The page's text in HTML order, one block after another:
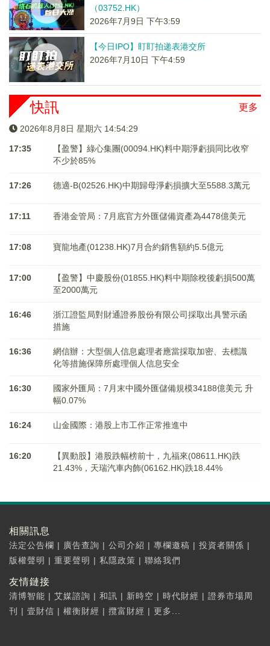
（03752.HK）
2026年7月9日 下午3:59
【今日IPO】盯盯拍递表港交所
2026年7月10日 下午4:59
更多
快訊
2026年8月8日 星期六 14:54:29
17:35
【盈警】綠心集團(00094.HK)料中期淨虧損同比收窄
不少於85%
17:26 德適-B(02526.HK)中期歸母淨虧損擴大至5588.3萬元
17:11 香港金管局：7月底官方外匯儲備資產為4478億美元
17:08 寶龍地產(01238.HK)7月合約銷售額約5.5億元
17:00
【盈警】中慶股份(01855.HK)料中期除稅後虧損500萬
至2000萬元
16:46
浙江證監局對財通證券股份有限公司採取出具警示函
措施
16:36
網信辦：大型個人信息處理者應當採取加密、去標識
化等措施保障所處理個人信息安全
16:30
國家外匯局：7月末中國外匯儲備規模34188億美元 升
幅0.07%
16:24 山金國際：港股上市工作正常推進中
16:20
【異動股】港股跌幅榜前十，九福來(08611.HK)跌
21.43%，天瑞汽車内飾(06162.HK)跌18.44%
相關訊息
法定公告欄 | 廣告查詢 | 公司介紹 | 專欄邀稿 | 投資者關係 |
版權聲明 | 重要聲明 | 私隱政策 | 聯絡我們
友情鏈接
清博智能 | 艾媒諮詢 | 和訊 | 新時空 | 時代財經 | 證券市場周
刊
| 壹財信 | 權衡財經 | 攬富財經 | 更多...